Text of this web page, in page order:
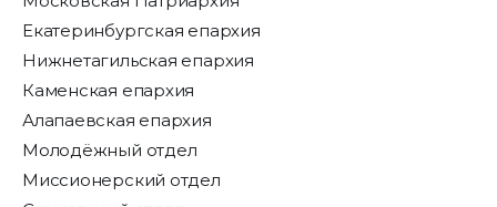
Екатеринбургская епархия
Нижнетагильская епархия
Каменская епархия
Алапаевская епархия
Молодёжный отдел
Миссионерский отдел